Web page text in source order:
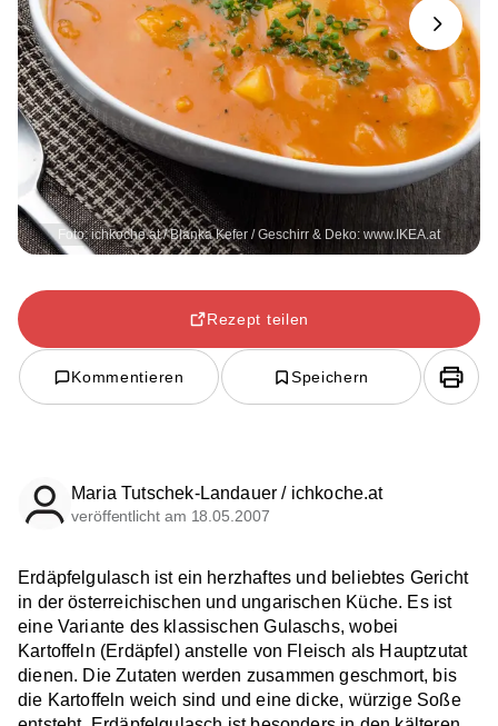
Foto: ichkoche.at / Blanka Kefer / Geschirr & Deko: www.IKEA.at
Next
Rezept teilen
Kommentieren Speichern
Maria Tutschek-Landauer / ichkoche.at
veröffentlicht am 18.05.2007
Erdäpfelgulasch ist ein herzhaftes und beliebtes Gericht
in der österreichischen und ungarischen Küche. Es ist
eine Variante des klassischen Gulaschs, wobei
Kartoffeln (Erdäpfel) anstelle von Fleisch als Hauptzutat
dienen. Die Zutaten werden zusammen geschmort, bis
die Kartoffeln weich sind und eine dicke, würzige Soße